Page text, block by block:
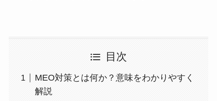
目次
MEO対策とは何か？意味をわかりやすく
解説